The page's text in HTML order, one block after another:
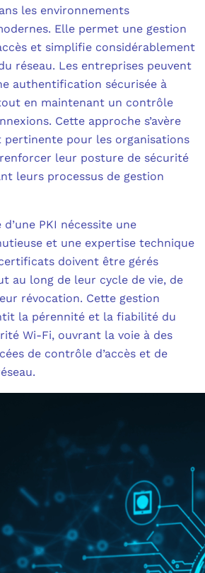
les environnements
Elle permet une gestion
et simplifie considérablement
réseau. Les entreprises peuvent
authentification sécurisée à
en maintenant un contrôle
Cette approche s’avère
pour les organisations
leur posture de sécurité
leurs processus de gestion
PKI nécessite une
et une expertise technique
doivent être gérés
au long de leur cycle de vie, de
révocation. Cette gestion
la pérennité et la fiabilité du
Wi-Fi, ouvrant la voie à des
de contrôle d’accès et de